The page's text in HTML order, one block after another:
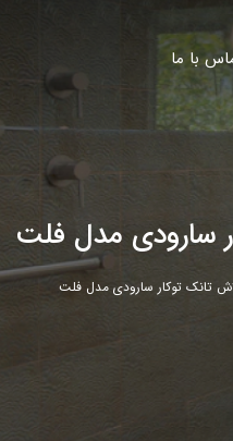
با ما
سارودی مدل فلت
تانک توکار سارودی مدل فلت